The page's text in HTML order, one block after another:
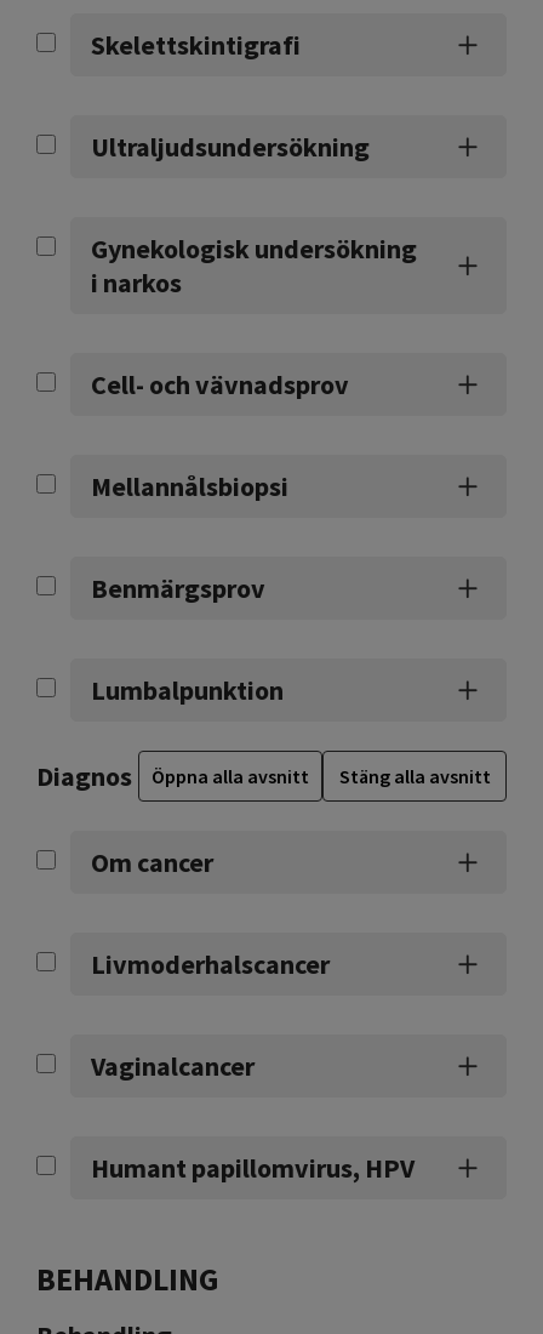
Skelettskintigrafi
Ultraljudsundersökning
Gynekologisk undersökning
i narkos
Cell- och vävnadsprov
Mellannålsbiopsi
Benmärgsprov
Lumbalpunktion
Diagnos Öppna alla avsnitt Stäng alla avsnitt
Om cancer
Livmoderhalscancer
Vaginalcancer
Humant papillomvirus, HPV
BEHANDLING